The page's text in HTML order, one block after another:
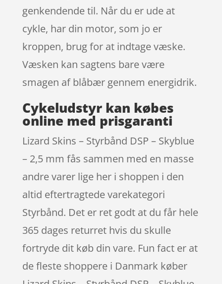
genkendende til. Når du er ude at
cykle, har din motor, som jo er
kroppen, brug for at indtage væske.
Væsken kan sagtens bare være
smagen af blåbær gennem energidrik.
Cykeludstyr kan købes
online med prisgaranti
Lizard Skins – Styrbånd DSP – Skyblue
– 2,5 mm fås sammen med en masse
andre varer lige her i shoppen i den
altid eftertragtede varekategori
Styrbånd. Det er ret godt at du får hele
365 dages returret hvis du skulle
fortryde dit køb din vare. Fun fact er at
de fleste shoppere i Danmark køber